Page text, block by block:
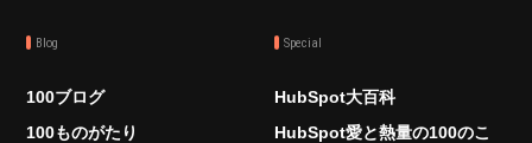
Blog
100ブログ
100ものがたり
Special
HubSpot大百科
HubSpot愛と熱量の100のこ